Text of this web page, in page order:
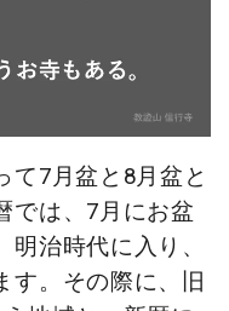
て7月盆と8月盆と
では、7月にお盆
治時代に入り、
す。その際に、旧